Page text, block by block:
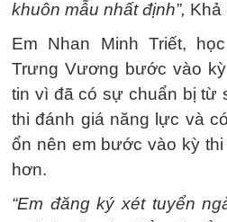
khuôn mẫu nhất định”, Khả
Em Nhan Minh Triết,
Trưng Vương bước vào
tin vì đã có sự chuẩn bị từ
thi đánh giá năng lực và
ổn nên em bước vào kỳ
hơn.
“Em đăng ký xét tuyển